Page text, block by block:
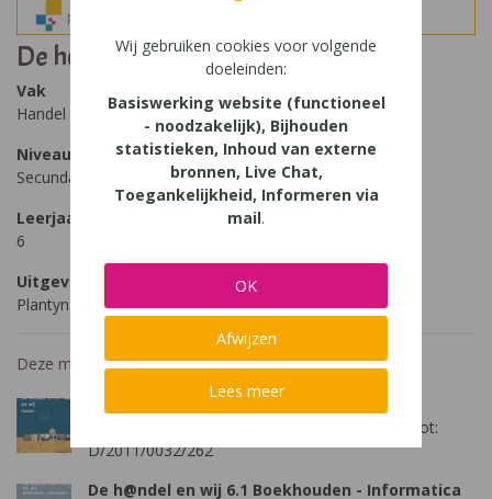
De h@ndel en wij 6
Vak
Handel
Niveau
Secundair Onderwijs, Secundair Onderwijs - TSO
Leerjaar
6
Uitgeverij
Plantyn
Deze methode bestaat uit onderstaande publicaties:
De handel en wij 6.2
Pagina's: 476 • ISBN: 978-90-301-3077-2 • Depot:
D/2011/0032/262
De h@ndel en wij 6.1 Boekhouden - Informatica
Wij gebruiken cookies voor volgende
doeleinden:
Basiswerking website (functioneel
- noodzakelijk), Bijhouden
statistieken, Inhoud van externe
bronnen, Live Chat,
Toegankelijkheid, Informeren via
mail.
OK
Afwijzen
Lees meer